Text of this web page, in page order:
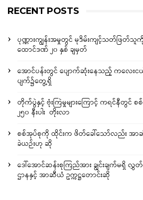
RECENT POSTS
ပုဏ္ဏားကျွန်းအမှုတွင် မုဒိမ်းကျင့်သတ်ဖြတ်
ထောင်ဒဏ် ၂၀ နှစ် ချမှတ်
အောင်ပန်းတွင် ပျောက်ဆုံးနေသည့် ကလေး
ပျက်၌တွေ့ရှိ
တိုက်ပွဲနှင့် ဗုံးကြဲမှုများကြောင့် ကရင်နီတွင် စ
၂၅၀ နီးပါး တိုးလာ
စစ်အုပ်စုကို ထိုင်းက ဖိတ်ခေါ်သော်လည်း အ
ခဲယဉ်းဟု ဆို
ဒေါ်အောင်ဆန်းစုကြည်အား ချွင်းချက်မရှိ လွှတ်ပ
ဌာနနှင့် အာဆီယံ ဥက္ကဋ္ဌတောင်းဆို